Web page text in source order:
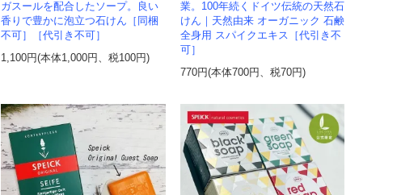
ガスールを配合したソープ。良い
香りで豊かに泡立つ石けん［同梱
不可］［代引き不可］
1,100円(本体1,000円、税100円)
業。100年続くドイツ伝統の天然石
けん｜天然由来 オーガニック 石鹸
全身用 スパイクエキス［代引き不
可］
770円(本体700円、税70円)